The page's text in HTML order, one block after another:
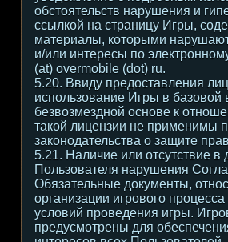
обстоятельств нарушения и
ссылкой на страницу Игры,
материалы, которыми
и/или интересы по
(at) overmobile (dot) ru.
5.20. Ввиду предоставления
использование Игры в базовой
безвозмездной основе к
такой лицензии не применимы
законодательства о защите
5.21. Наличие или отсутствие в
Пользователя нарушения
Обязательные документы,
организации игрового
условий проведения игры.
предусмотрены для